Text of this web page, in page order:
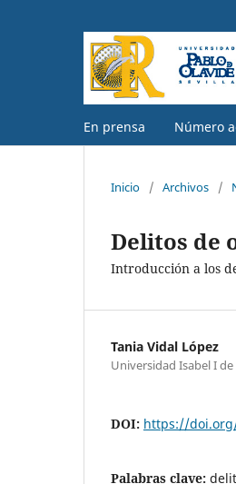
En prensa Número
Inicio / Archivos /
Delitos de
Introducción a los
Tania Vidal López
Universidad Isabel I
DOI: https://
Palabras clave: